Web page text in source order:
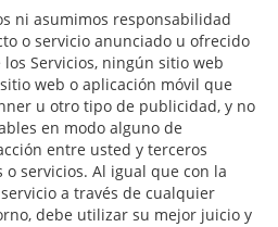
ni asumimos responsabilidad
o servicio anunciado u ofrecido
Servicios, ningún sitio web
web o aplicación móvil que
u otro tipo de publicidad, y no
en modo alguno de
entre usted y terceros
servicios. Al igual que con la
a través de cualquier
debe utilizar su mejor juicio y